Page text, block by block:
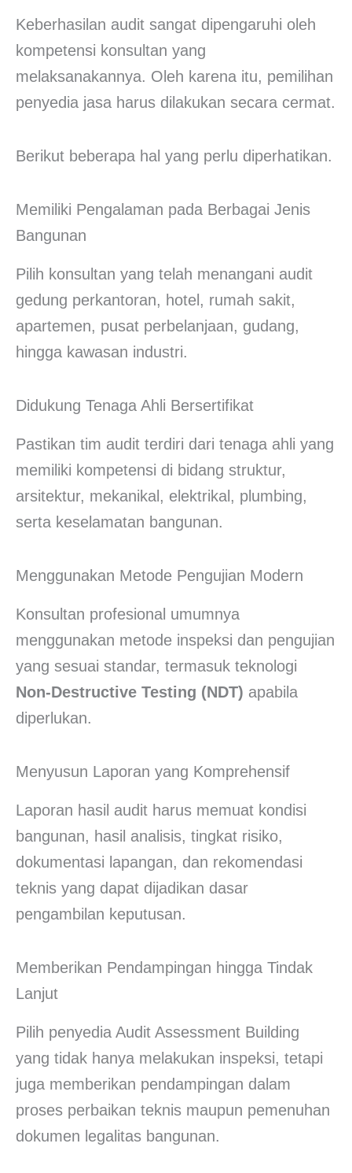
Keberhasilan audit sangat dipengaruhi oleh
kompetensi konsultan yang
melaksanakannya. Oleh karena itu, pemilihan
penyedia jasa harus dilakukan secara cermat.
Berikut beberapa hal yang perlu diperhatikan.
Memiliki Pengalaman pada Berbagai Jenis
Bangunan
Pilih konsultan yang telah menangani audit
gedung perkantoran, hotel, rumah sakit,
apartemen, pusat perbelanjaan, gudang,
hingga kawasan industri.
Didukung Tenaga Ahli Bersertifikat
Pastikan tim audit terdiri dari tenaga ahli yang
memiliki kompetensi di bidang struktur,
arsitektur, mekanikal, elektrikal, plumbing,
serta keselamatan bangunan.
Menggunakan Metode Pengujian Modern
Konsultan profesional umumnya
menggunakan metode inspeksi dan pengujian
yang sesuai standar, termasuk teknologi
Non-Destructive Testing (NDT) apabila
diperlukan.
Menyusun Laporan yang Komprehensif
Laporan hasil audit harus memuat kondisi
bangunan, hasil analisis, tingkat risiko,
dokumentasi lapangan, dan rekomendasi
teknis yang dapat dijadikan dasar
pengambilan keputusan.
Memberikan Pendampingan hingga Tindak
Lanjut
Pilih penyedia Audit Assessment Building
yang tidak hanya melakukan inspeksi, tetapi
juga memberikan pendampingan dalam
proses perbaikan teknis maupun pemenuhan
dokumen legalitas bangunan.